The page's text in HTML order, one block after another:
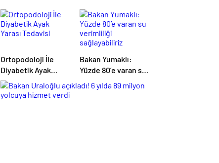
Ortopodoloji İle
Diyabetik Ayak
Yarası Tedavisi
Bakan Yumaklı:
Yüzde 80’e varan su
verimliliği
sağlayabiliriz